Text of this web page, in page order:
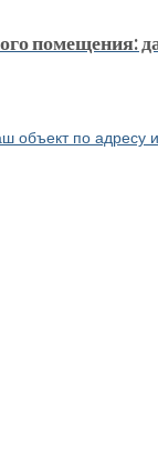
помещения:
по адресу